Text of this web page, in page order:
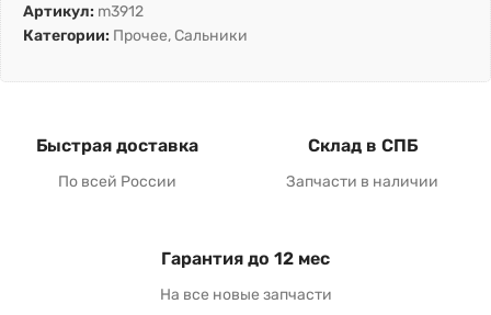
Артикул: m3912
Категории: Прочее, Сальники
Быстрая доставка
По всей России
Склад в СПБ
Запчасти в наличии
Гарантия до 12 мес
На все новые запчасти